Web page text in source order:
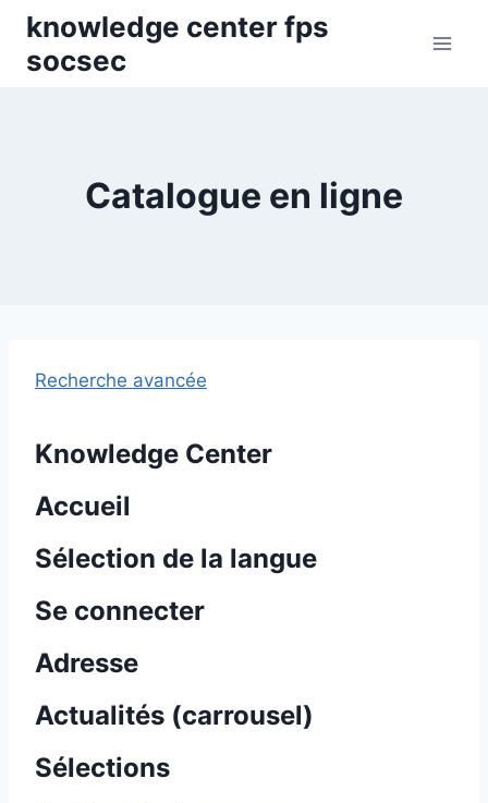
Skip
content
knowledge center fps
socsec
Catalogue en ligne
Recherche avancée
Knowledge Center
Accueil
Sélection de la langue
Se connecter
Adresse
Actualités (carrousel)
Sélections